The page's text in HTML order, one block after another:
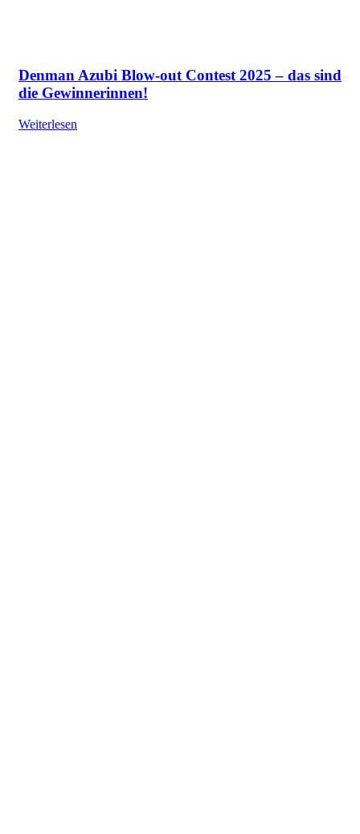
Denman Azubi Blow-out Contest 2025 – das sind
die Gewinnerinnen!
Weiterlesen